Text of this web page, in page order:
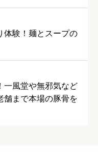
体験！麺とスープの
一風堂や無邪気など
舗まで本場の豚骨を